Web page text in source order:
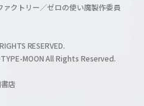
クトリー／ゼロの使い魔製作委員
RESERVED.
MOON All Rights Reserved.
店